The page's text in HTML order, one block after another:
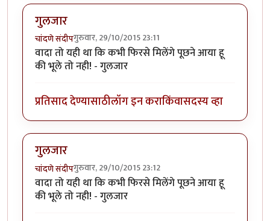
गुलजार
चांदणे संदीपगुरुवार, 29/10/2015 23:11
वादा तो यही था कि कभी फिरसे मिलेंगे पूछने आया हू
की भूले तो नही! - गुलजार
प्रतिसाद देण्यासाठीलॉग इन कराकिंवासदस्य व्हा
गुलजार
चांदणे संदीपगुरुवार, 29/10/2015 23:12
वादा तो यही था कि कभी फिरसे मिलेंगे पूछने आया हू
की भूले तो नही! - गुलजार